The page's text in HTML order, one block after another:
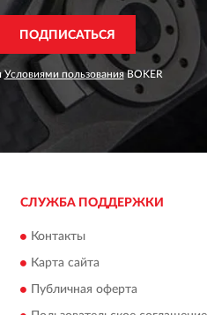
ПОДПИСАТЬСЯ
Условиями пользованияBOKER
СЛУЖБА ПОДДЕРЖКИ
Контакты
Карта сайта
Публичная оферта